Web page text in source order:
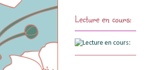
Lecture en cours: